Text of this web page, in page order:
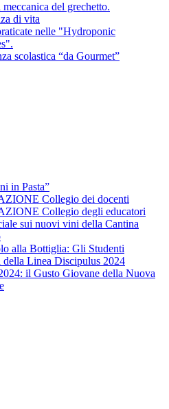
del grechetto.
di vita
nelle "Hydroponic
scolastica “da Gourmet”
in Pasta”
Collegio dei docenti
Collegio degli educatori
sui nuovi vini della Cantina
alla Bottiglia: Gli Studenti
della Linea Discipulus 2024
il Gusto Giovane della Nuova